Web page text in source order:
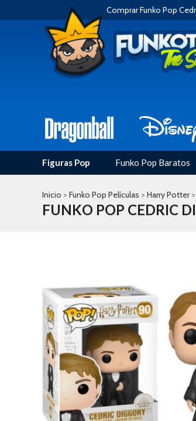
Comprar Funko Pop
Figuras Pop Funko Pop Baratos
Inicio > Funko Pop Películas > Harry Potter>
FUNKO POP CEDRIC